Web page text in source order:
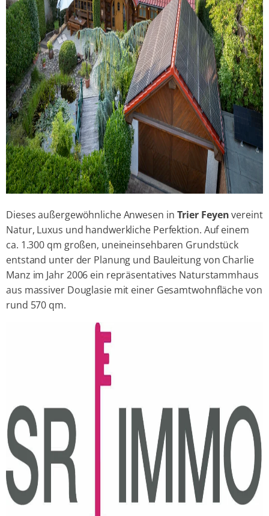
Dieses außergewöhnliche Anwesen in Trier Feyenvereint
Natur, Luxus und handwerkliche Perfektion. Auf einem
ca. 1.300 qm großen, uneineinsehbaren Grundstück
entstand unter der Planung und Bauleitung von Charlie
Manz im Jahr 2006 ein repräsentatives Naturstammhaus
aus massiver Douglasie mit einer Gesamtwohnfläche von
rund 570 qm.